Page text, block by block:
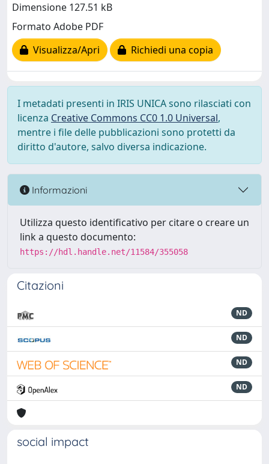
Dimensione 127.51 kB
Formato Adobe PDF
Visualizza/Apri
Richiedi una copia
I metadati presenti in IRIS UNICA sono rilasciati con
licenza Creative Commons CC0 1.0 Universal,
mentre i file delle pubblicazioni sono protetti da
diritto d'autore, salvo diversa indicazione.
Informazioni
Utilizza questo identificativo per citare o creare un
link a questo documento:
https://hdl.handle.net/11584/355058
Citazioni
ND
ND
ND
ND
social impact